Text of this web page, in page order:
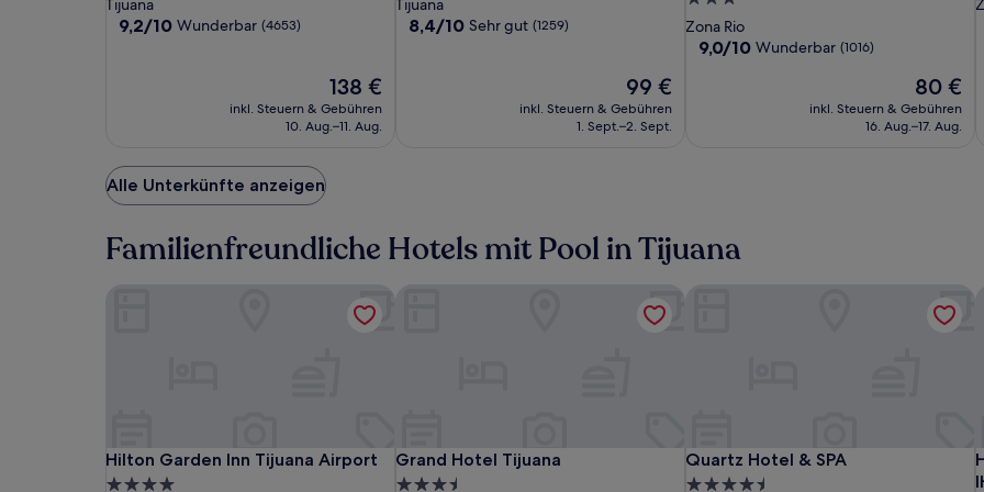
können
Unterkunft
Tijuana
9.2
9,2/10 Wunderbar (4653)
Der
Preis
beträgt
138 €
inkl. Steuern & Gebühren
10. Aug.–11. Aug.
Unterkunft
Tijuana
8.4
8,4/10 Sehr gut (1259)
Der
Preis
beträgt
99 €
inkl. Steuern & Gebühren
1. Sept.–2. Sept.
Marriott
Tijuana
Sterne-
Unterkunft
Zona Rio
9.0
9,0/10 Wunderbar (1016)
Der
Preis
beträgt
80 €
inkl. Steuern & Gebühren
16. Aug.–17. Aug.
Alle Unterkünfte anzeigen
Familienfreundliche Hotels mit Pool in Tijuana
Hilton
Garden
Hilton
Garden
Hilton
Garden
Hilton Garden Inn Tijuana Airport
Hilton Garden Inn Tijuana Airport
4.0-
Hilton Garden Inn Tijuana Airport
Grand
Hotel
Grand
Hotel
Grand Hotel Tijuana
Grand Hotel Tijuana
3.5-
Quartz
Hotel
Quartz Hotel & SPA
Quartz Hotel & SPA
4.5-